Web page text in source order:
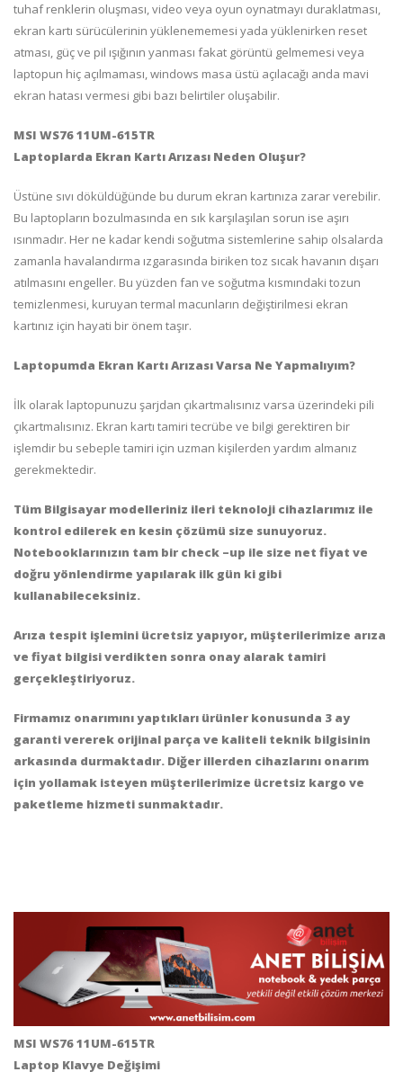
tuhaf renklerin oluşması, video veya oyun oynatmayı duraklatması,
ekran kartı sürücülerinin yüklenememesi yada yüklenirken reset
atması, güç ve pil ışığının yanması fakat görüntü gelmemesi veya
laptopun hiç açılmaması, windows masa üstü açılacağı anda mavi
ekran hatası vermesi gibi bazı belirtiler oluşabilir.
MSI WS76 11UM-615TR
Laptoplarda Ekran Kartı Arızası Neden Oluşur?
Üstüne sıvı döküldüğünde bu durum ekran kartınıza zarar verebilir.
Bu laptopların bozulmasında en sık karşılaşılan sorun ise aşırı
ısınmadır. Her ne kadar kendi soğutma sistemlerine sahip olsalarda
zamanla havalandırma ızgarasında biriken toz sıcak havanın dışarı
atılmasını engeller. Bu yüzden fan ve soğutma kısmındaki tozun
temizlenmesi, kuruyan termal macunların değiştirilmesi ekran
kartınız için hayati bir önem taşır.
Laptopumda Ekran Kartı Arızası Varsa Ne Yapmalıyım?
İlk olarak laptopunuzu şarjdan çıkartmalısınız varsa üzerindeki pili
çıkartmalısınız. Ekran kartı tamiri tecrübe ve bilgi gerektiren bir
işlemdir bu sebeple tamiri için uzman kişilerden yardım almanız
gerekmektedir.
Tüm Bilgisayar modelleriniz ileri teknoloji cihazlarımız ile
kontrol edilerek en kesin çözümü size sunuyoruz.
Notebooklarınızın tam bir check –up ile size net fiyat ve
doğru yönlendirme yapılarak ilk gün ki gibi
kullanabileceksiniz.
Arıza tespit işlemini ücretsiz yapıyor, müşterilerimize arıza
ve fiyat bilgisi verdikten sonra onay alarak tamiri
gerçekleştiriyoruz.
Firmamız onarımını yaptıkları ürünler konusunda 3 ay
garanti vererek orijinal parça ve kaliteli teknik bilgisinin
arkasında durmaktadır. Diğer illerden cihazlarını onarım
için yollamak isteyen müşterilerimize ücretsiz kargo ve
paketleme hizmeti sunmaktadır.
MSI WS76 11UM-615TR
Laptop Klavye Değişimi